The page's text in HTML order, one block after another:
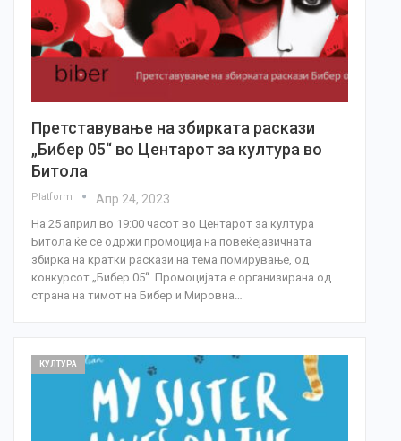
Претставување на збирката раскази
„Бибер 05“ во Центарот за култура во
Битола
Platform Апр 24, 2023
На 25 април во 19:00 часот во Центарот за култура
Битола ќе се одржи промоција на повеќејазичната
збирка на кратки раскази на тема помирување, од
конкурсот „Бибер 05“. Промоцијата е организирана од
страна на тимот на Бибер и Мировна…
КУЛТУРА